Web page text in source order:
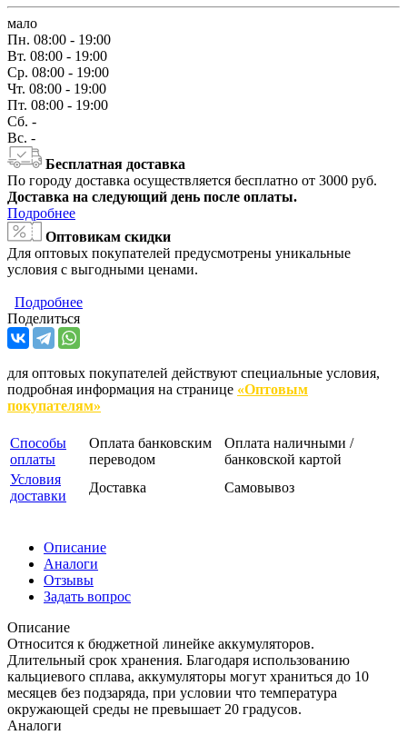
мало
Пн. 08:00 - 19:00
Вт. 08:00 - 19:00
Ср. 08:00 - 19:00
Чт. 08:00 - 19:00
Пт. 08:00 - 19:00
Сб. -
Вс. -
Бесплатная доставка
По городу доставка осуществляется бесплатно от 3000 руб.
Доставка на следующий день после оплаты.
Подробнее
Оптовикам скидки
Для оптовых покупателей предусмотрены уникальные
условия с выгодными ценами.
Подробнее
Поделиться
для оптовых покупателей действуют специальные условия,
подробная информация на странице «Оптовым
покупателям»
Способы
оплаты
Оплата банковским
переводом
Оплата наличными /
банковской картой
Условия
доставки
Доставка Самовывоз
Описание
Аналоги
Отзывы
Задать вопрос
Описание
Относится к бюджетной линейке аккумуляторов.
Длительный срок хранения. Благодаря использованию
кальциевого сплава, аккумуляторы могут храниться до 10
месяцев без подзаряда, при условии что температура
окружающей среды не превышает 20 градусов.
Аналоги